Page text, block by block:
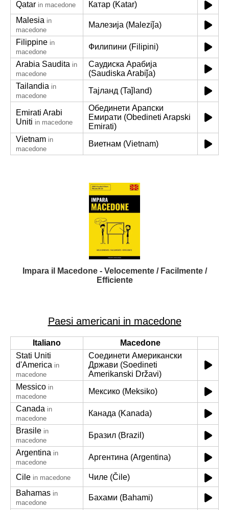
Qatar in macedone
Катар (Katar)
Malesia in
macedone
Малезија (Maleziǰa)
Filippine in
macedone
Филипини (Filipini)
Arabia Saudita in
macedone
Саудиска Арабија
(Saudiska Arabiǰa)
Tailandia in
macedone
Тајланд (Taǰland)
Emirati Arabi
Uniti in macedone
Обединети Арапски
Емирати (Obedineti Arapski
Emirati)
Vietnam in
macedone
Виетнам (Vietnam)
Impara il Macedone - Velocemente / Facilmente /
Efficiente
Paesi americani in macedone
Italiano
Macedone
Stati Uniti
d'America in
macedone
Соединети Американски
Држави (Soedineti
Amerikanski Državi)
Messico in
macedone
Мексико (Meksiko)
Canada in
macedone
Канада (Kanada)
Brasile in
macedone
Бразил (Brazil)
Argentina in
macedone
Аргентина (Argentina)
Cile in macedone
Чиле (Čile)
Bahamas in
macedone
Бахами (Bahami)